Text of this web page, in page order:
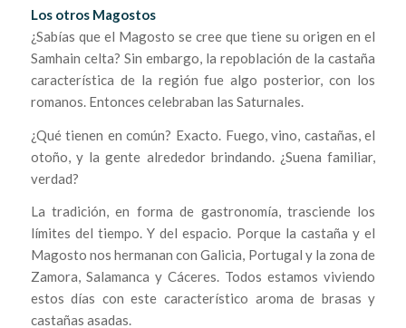
Los otros Magostos
¿Sabías que el Magosto se cree que tiene su origen en el
Samhain celta? Sin embargo, la repoblación de la castaña
característica de la región fue algo posterior, con los
romanos. Entonces celebraban las Saturnales.
¿Qué tienen en común? Exacto. Fuego, vino, castañas, el
otoño, y la gente alrededor brindando. ¿Suena familiar,
verdad?
La tradición, en forma de gastronomía, trasciende los
límites del tiempo. Y del espacio. Porque la castaña y el
Magosto nos hermanan con Galicia, Portugal y la zona de
Zamora, Salamanca y Cáceres. Todos estamos viviendo
estos días con este característico aroma de brasas y
castañas asadas.